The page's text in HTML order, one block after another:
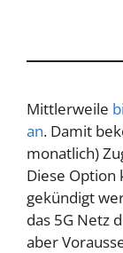
Mittlerweile
an. Damit
monatlich)
Diese Option
gekündigt
das 5G Netz
aber